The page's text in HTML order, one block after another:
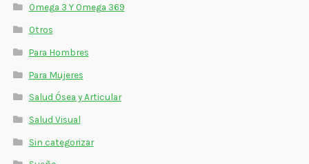
Omega 3 Y Omega 369
Otros
Para Hombres
Para Mujeres
Salud Ósea y Articular
Salud Visual
Sin categorizar